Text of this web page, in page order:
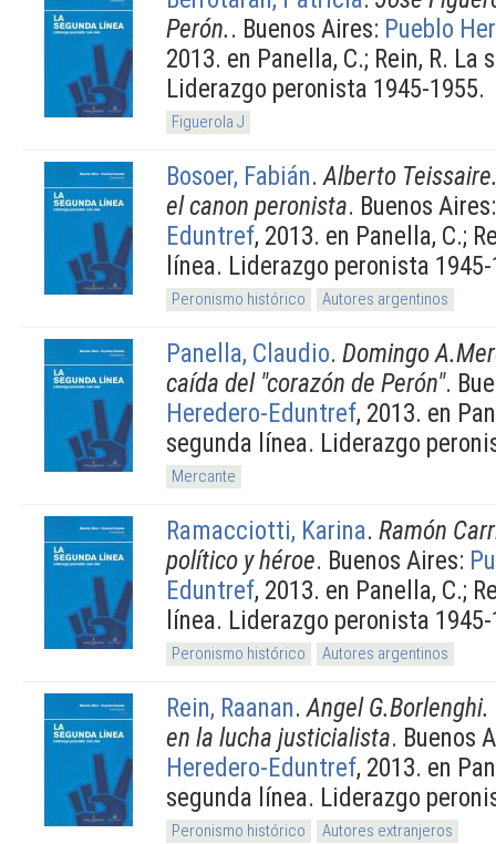
Perón.. Buenos Aires: Pueblo
2013. en Panella, C.; Rein, R. La
Liderazgo peronista 1945-1955.
Figuerola J
Bosoer, Fabián. Alberto
el canon peronista. Buenos
Eduntref, 2013. en Panella, C.;
línea. Liderazgo peronista
Peronismo histórico Autores argentinos
Panella, Claudio. Domingo
caída del "corazón de Perón".
Heredero-Eduntref, 2013. en
segunda línea. Liderazgo
Mercante
Ramacciotti, Karina. Ramón
político y héroe. Buenos Aires:
Eduntref, 2013. en Panella, C.;
línea. Liderazgo peronista
Peronismo histórico Autores argentinos
Rein, Raanan. Angel
en la lucha justicialista. Buenos
Heredero-Eduntref, 2013. en
segunda línea. Liderazgo
Peronismo histórico Autores extranjeros